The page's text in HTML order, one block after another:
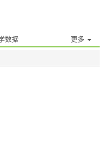
数据 更多